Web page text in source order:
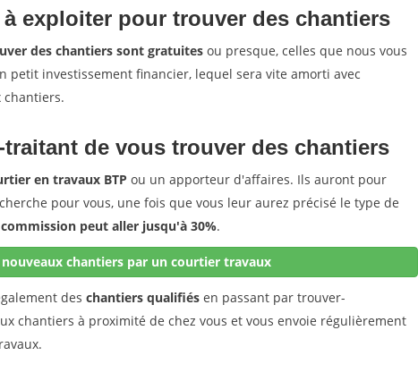
exploiter pour trouver des chantiers
des chantiers sont gratuites ou presque, celles que nous vous
petit investissement financier, lequel sera vite amorti avec
chantiers.
traitant de vous trouver des chantiers
en travaux BTP ou un apporteur d'affaires. Ils auront pour
pour vous, une fois que vous leur aurez précisé le type de
commission peut aller jusqu'à 30%.
chantiers par un courtier travaux
des chantiers qualifiés en passant par trouver-
chantiers à proximité de chez vous et vous envoie régulièrement